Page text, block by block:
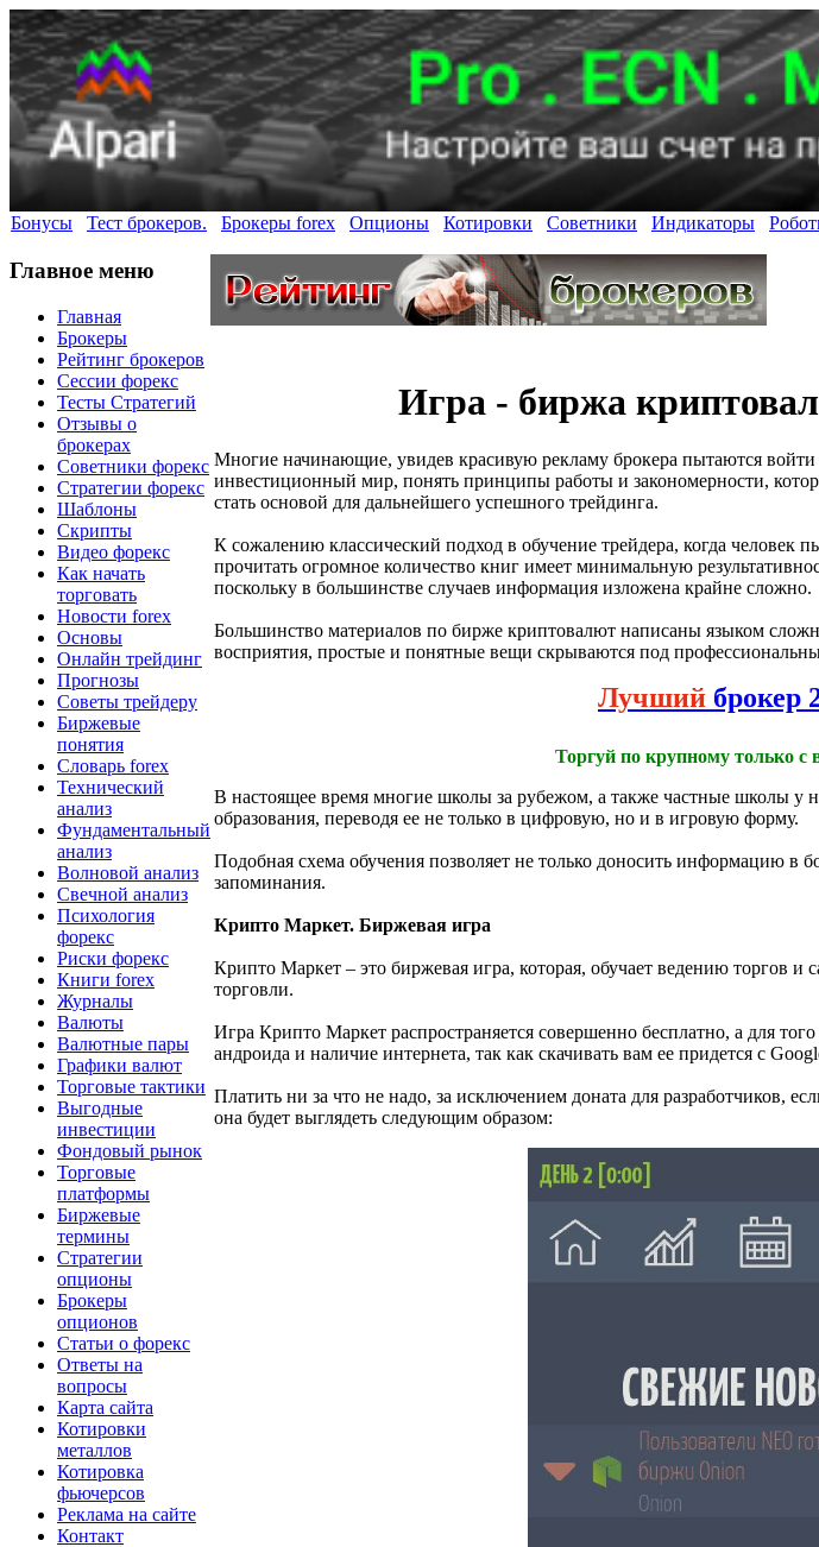
Бонусы Тест брокеров. Брокеры forex Опционы Котировки Советники Индикаторы
Главное меню
Главная
Брокеры
Рейтинг брокеров
Сессии форекс
Тесты Стратегий
Отзывы о
брокерах
Советники форекс
Стратегии форекс
Шаблоны
Скрипты
Видео форекс
Как начать
торговать
Новости forex
Основы
Онлайн трейдинг
Прогнозы
Советы трейдеру
Биржевые
понятия
Словарь forex
Технический
анализ
Фундаментальный
анализ
Волновой анализ
Свечной анализ
Психология
форекс
Риски форекс
Книги forex
Журналы
Валюты
Валютные пары
Графики валют
Торговые тактики
Выгодные
инвестиции
Фондовый рынок
Торговые
платформы
Биржевые
термины
Стратегии
опционы
Брокеры
опционов
Статьи о форекс
Ответы на
вопросы
Карта сайта
Котировки
металлов
Котировка
фьючерсов
Реклама на сайте
Контакт
Игра - биржа
Многие начинающие, увидев красивую рекламу брокера пытаются войти
инвестиционный мир, понять принципы работы и закономерности,
стать основой для дальнейшего успешного трейдинга.
К сожалению классический подход в обучение трейдера, когда человек
прочитать огромное количество книг имеет минимальную
поскольку в большинстве случаев информация изложена крайне сложно.
Большинство материалов по бирже криптовалют написаны языком
восприятия, простые и понятные вещи скрываются под
Лучший брокер
Торгуй по крупному только
В настоящее время многие школы за рубежом, а также частные школы у
образования, переводя ее не только в цифровую, но и в игровую форму.
Подобная схема обучения позволяет не только доносить информацию в
запоминания.
Крипто Маркет. Биржевая игра
Крипто Маркет – это биржевая игра, которая, обучает ведению торгов
торговли.
Игра Крипто Маркет распространяется совершенно бесплатно, а для
андроида и наличие интернета, так как скачивать вам ее придется с
Платить ни за что не надо, за исключением доната для разработчиков,
она будет выглядеть следующим образом: